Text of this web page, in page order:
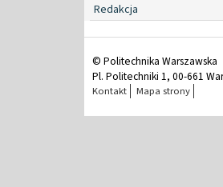
Redakcja
© Politechnika Warszawska
Pl. Politechniki 1, 00-661
Kontakt Mapa strony